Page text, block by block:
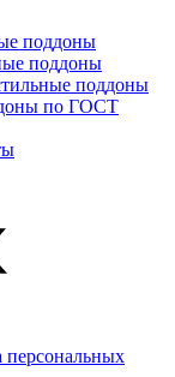
поддоны
поддоны
поддоны
по ГОСТ
персональных